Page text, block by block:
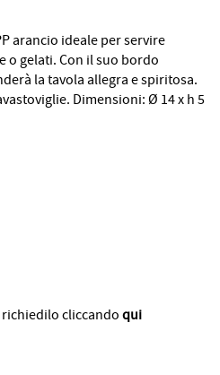
arancio ideale per servire
o gelati. Con il suo bordo
la tavola allegra e spiritosa.
Dimensioni: Ø 14 x h 5
cliccandoqui